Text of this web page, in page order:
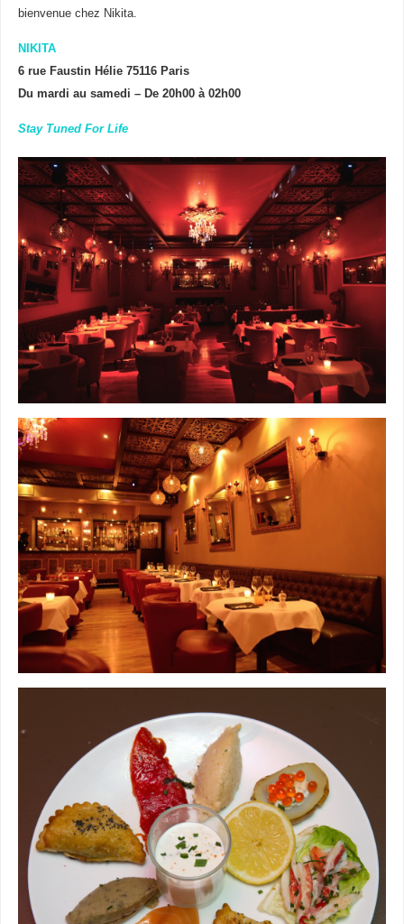
bienvenue chez Nikita.
NIKITA
6 rue Faustin Hélie 75116 Paris
Du mardi au samedi – De 20h00 à 02h00
Stay Tuned For Life